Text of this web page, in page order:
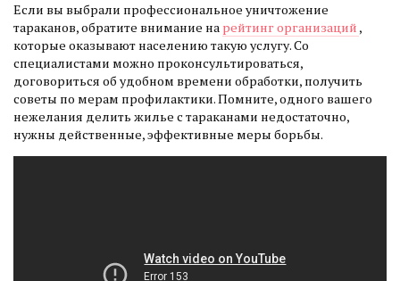
Если вы выбрали профессиональное уничтожение
тараканов, обратите внимание на рейтинг организаций ,
которые оказывают населению такую услугу. Со
специалистами можно проконсультироваться,
договориться об удобном времени обработки, получить
советы по мерам профилактики. Помните, одного вашего
нежелания делить жилье с тараканами недостаточно,
нужны действенные, эффективные меры борьбы.